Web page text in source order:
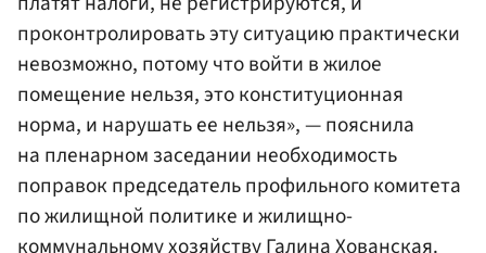
проконтролировать эту ситуацию практически
невозможно, потому что войти в жилое
помещение нельзя, это конституционная
норма, и нарушать ее нельзя», — пояснила
на пленарном заседании необходимость
поправок председатель профильного комитета
по жилищной политике и жилищно-
коммунальному хозяйствуГалина Хованская.